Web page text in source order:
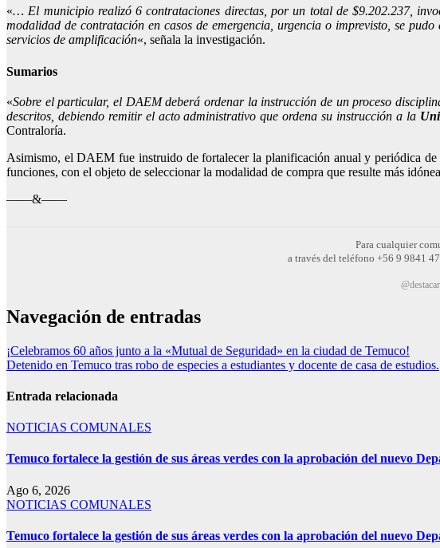
«… El municipio realizó 6 contrataciones directas, por un total de $9.202.237,
modalidad de contratación en casos de emergencia, urgencia o imprevisto, se
servicios de amplificación«, señala la investigación.
Sumarios
«Sobre el particular, el DAEM deberá ordenar la instrucción de un proceso
descritos, debiendo remitir el acto administrativo que ordena su instrucción a la
Contraloría.
Asimismo, el DAEM fue instruido de fortalecer la planificación anual y periódica de
funciones, con el objeto de seleccionar la modalidad de compra que resulte más
——&——
Para cualquier
a través del teléfono +56 9 9841
Navegación de entradas
¡Celebramos 60 años junto a la «Mutual de Seguridad» en la ciudad de Temuco!
Detenido en Temuco tras robo de especies a estudiantes y docente de casa de estudios.
Entrada relacionada
NOTICIAS COMUNALES
Temuco fortalece la gestión de sus áreas verdes con la aprobación del nuevo
Ago 6, 2026
NOTICIAS COMUNALES
Temuco fortalece la gestión de sus áreas verdes con la aprobación del nuevo